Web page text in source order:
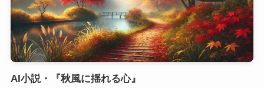
AI小説・『秋風に揺れる心』